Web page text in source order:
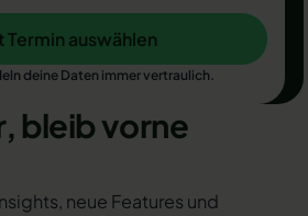
Termin auswählen
deine Daten immer vertraulich.
bleib vorne
neue Features und